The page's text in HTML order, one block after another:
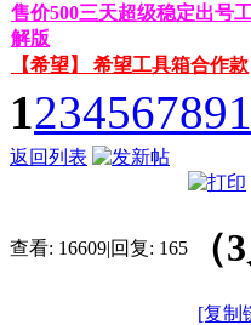
售价500三天超级稳定出号
解版
【希望】 希望工具箱合作款
123456789
返回列表
查看: 16609|回复: 165
[复制